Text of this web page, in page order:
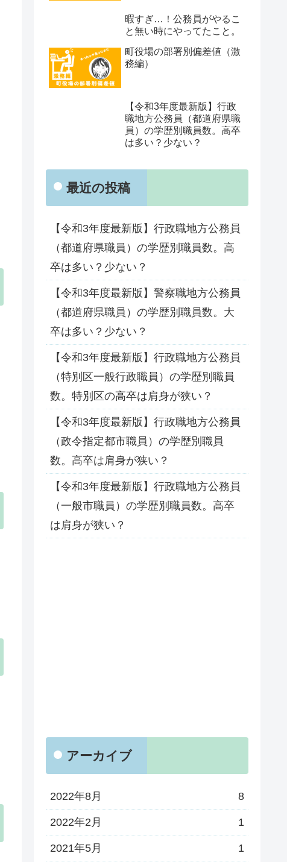
暇すぎ…！公務員がやるこ
と無い時にやってたこと。
町役場の部署別偏差値（激
務編）
【令和3年度最新版】行政
職地方公務員（都道府県職
員）の学歴別職員数。高卒
は多い？少ない？
最近の投稿
【令和3年度最新版】行政職地方公務員
（都道府県職員）の学歴別職員数。高
卒は多い？少ない？
【令和3年度最新版】警察職地方公務員
（都道府県職員）の学歴別職員数。大
卒は多い？少ない？
【令和3年度最新版】行政職地方公務員
（特別区一般行政職員）の学歴別職員
数。特別区の高卒は肩身が狭い？
【令和3年度最新版】行政職地方公務員
（政令指定都市職員）の学歴別職員
数。高卒は肩身が狭い？
【令和3年度最新版】行政職地方公務員
（一般市職員）の学歴別職員数。高卒
は肩身が狭い？
アーカイブ
2022年8月 8
2022年2月 1
2021年5月 1